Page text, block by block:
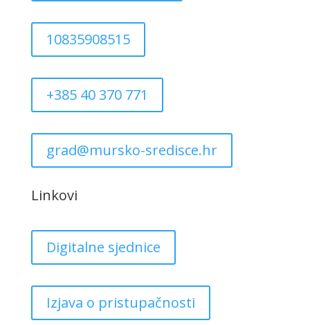
10835908515
+385 40 370 771
grad@mursko-sredisce.hr
Linkovi
Digitalne sjednice
Izjava o pristupačnosti